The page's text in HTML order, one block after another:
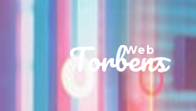
Torbens
Web